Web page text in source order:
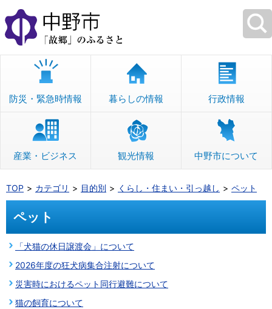
本
文
へ
移
防災・緊急時情報 暮らしの情報 行政情報
産業・ビジネス 観光情報 中野市について
TOP カテゴリ 目的別 くらし・住まい・引っ越し ペット
ペット
「犬猫の休日譲渡会」について
2026年度の狂犬病集合注射について
災害時におけるペット同行避難について
猫の飼育について